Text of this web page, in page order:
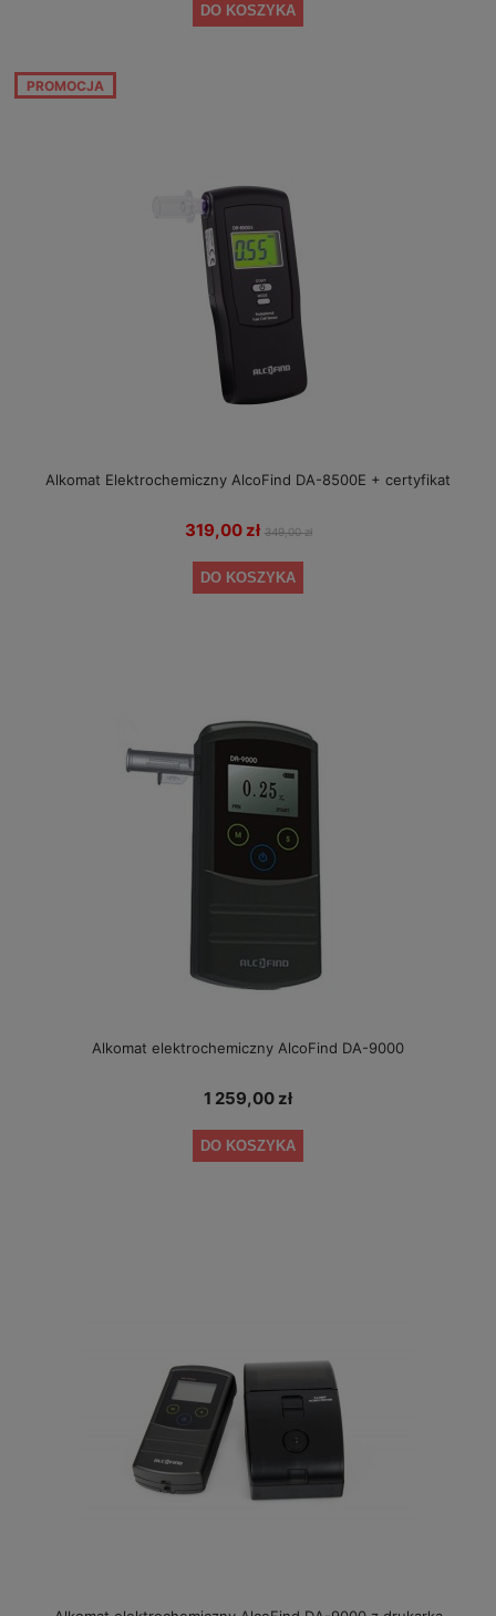
DO KOSZYKA
Alkomat Elektrochemiczny AlcoFind DA-8500E + certyfikat
319,00 zł 349,00 zł
DO KOSZYKA
PROMOCJA
Alkomat elektrochemiczny AlcoFind DA-9000
1 259,00 zł
DO KOSZYKA